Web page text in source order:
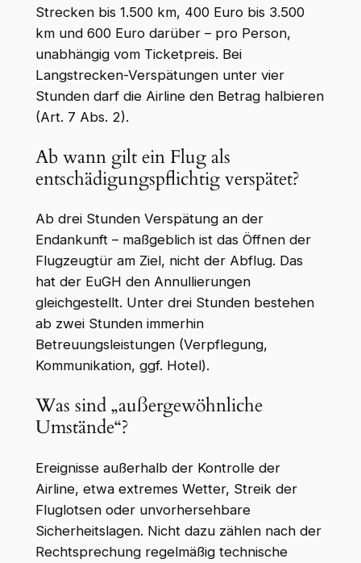
Strecken bis 1.500 km, 400 Euro bis 3.500
km und 600 Euro darüber – pro Person,
unabhängig vom Ticketpreis. Bei
Langstrecken-Verspätungen unter vier
Stunden darf die Airline den Betrag halbieren
(Art. 7 Abs. 2).
Ab wann gilt ein Flug als
entschädigungspflichtig verspätet?
Ab drei Stunden Verspätung an der
Endankunft – maßgeblich ist das Öffnen der
Flugzeugtür am Ziel, nicht der Abflug. Das
hat der EuGH den Annullierungen
gleichgestellt. Unter drei Stunden bestehen
ab zwei Stunden immerhin
Betreuungsleistungen (Verpflegung,
Kommunikation, ggf. Hotel).
Was sind „außergewöhnliche
Umstände“?
Ereignisse außerhalb der Kontrolle der
Airline, etwa extremes Wetter, Streik der
Fluglotsen oder unvorhersehbare
Sicherheitslagen. Nicht dazu zählen nach der
Rechtsprechung regelmäßig technische